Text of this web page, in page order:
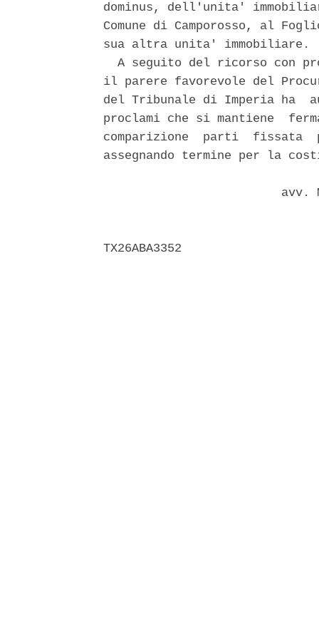
dominus, dell'unita'
Comune di Camporosso, al
sua altra unita' immobiliare.
A seguito del ricorso con
il parere favorevole del
del Tribunale di Imperia ha
proclami che si mantiene
comparizione  parti  fissata
assegnando termine per la